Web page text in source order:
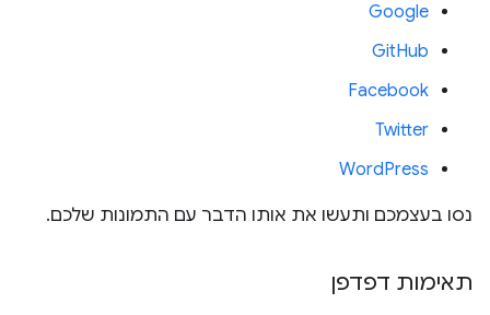
Google
GitHub
Facebook
Twitter
WordPress
נסו בעצמכם ותעשו את אותו הדבר עם התמונות שלכם.
תאימות דפדפן